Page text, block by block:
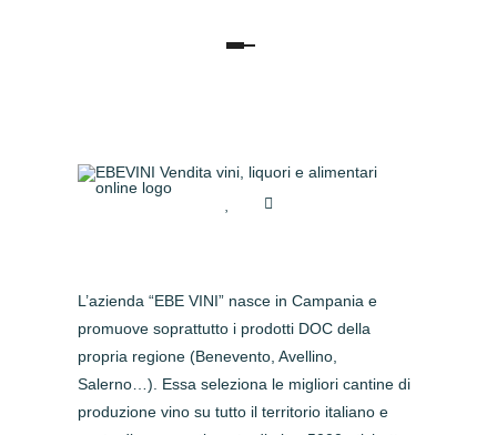
navigazione
L’azienda “EBE VINI” nasce in Campania e
promuove soprattutto i prodotti DOC della
propria regione (Benevento, Avellino,
Salerno…). Essa seleziona le migliori cantine di
produzione vino su tutto il territorio italiano e